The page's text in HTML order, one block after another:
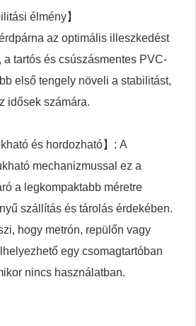
élmény】
az optimális illeszkedést
tartós és csúszásmentes PVC-
első tengely növeli a stabilitást,
idősek számára.
és hordozható】: A
mechanizmussal ez a
a legkompaktabb méretre
szállítás és tárolás érdekében.
hogy metrón, repülőn vagy
egy csomagtartóban
nincs használatban.